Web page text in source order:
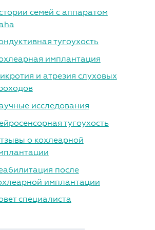
семей с аппаратом
тугоухость
имплантация
и атрезия слуховых
исследования
тугоухость
о кохлеарной
после
имплантации
специалиста